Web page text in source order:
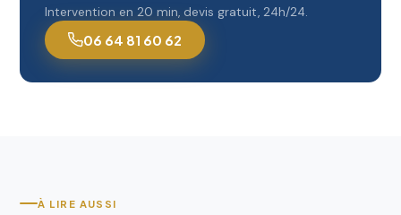
Intervention en 20 min, devis gratuit, 24h/24.
06 64 81 60 62
À LIRE AUSSI